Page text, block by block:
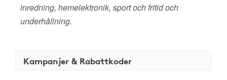
inredning, hemelektronik, sport och fritid och
underhållning.
Kampanjer & Rabattkoder